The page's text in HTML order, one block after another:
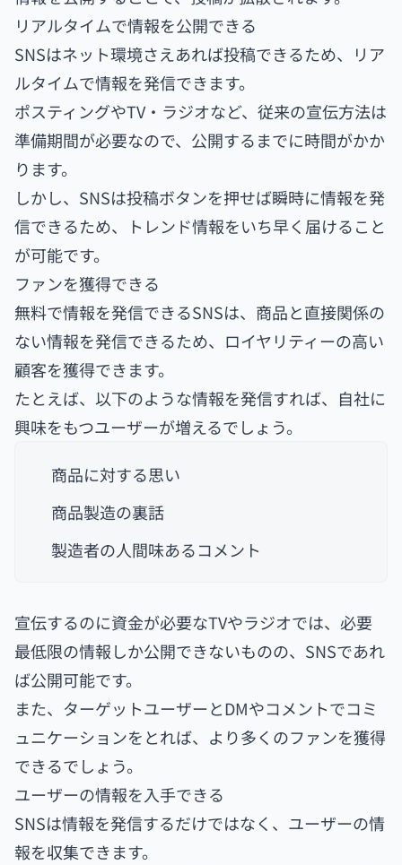
リアルタイムで情報を公開できる
SNSはネット環境さえあれば投稿できるため、リア
ルタイムで情報を発信できます。
ポスティングやTV・ラジオなど、従来の宣伝方法は
準備期間が必要なので、公開するまでに時間がかか
ります。
しかし、SNSは投稿ボタンを押せば瞬時に情報を発
信できるため、トレンド情報をいち早く届けること
が可能です。
ファンを獲得できる
無料で情報を発信できるSNSは、商品と直接関係の
ない情報を発信できるため、ロイヤリティーの高い
顧客を獲得できます。
たとえば、以下のような情報を発信すれば、自社に
興味をもつユーザーが増えるでしょう。
商品に対する思い
商品製造の裏話
製造者の人間味あるコメント
宣伝するのに資金が必要なTVやラジオでは、必要
最低限の情報しか公開できないものの、SNSであれ
ば公開可能です。
また、ターゲットユーザーとDMやコメントでコミ
ュニケーションをとれば、より多くのファンを獲得
できるでしょう。
ユーザーの情報を入手できる
SNSは情報を発信するだけではなく、ユーザーの情
報を収集できます。